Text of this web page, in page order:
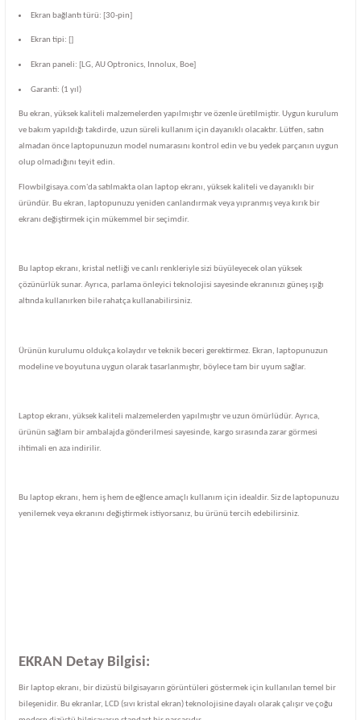
Ekran bağlantı türü: [30-pin]
Ekran tipi: []
Ekran paneli: [LG, AU Optronics, Innolux, Boe]
Garanti: (1 yıl)
Bu ekran, yüksek kaliteli malzemelerden yapılmıştır ve özenle üretilmiştir. Uygun kurulum
ve bakım yapıldığı takdirde, uzun süreli kullanım için dayanıklı olacaktır. Lütfen, satın
almadan önce laptopunuzun model numarasını kontrol edin ve bu yedek parçanın uygun
olup olmadığını teyit edin.
Flowbilgisaya.com'da satılmakta olan laptop ekranı, yüksek kaliteli ve dayanıklı bir
üründür. Bu ekran, laptopunuzu yeniden canlandırmak veya yıpranmış veya kırık bir
ekranı değiştirmek için mükemmel bir seçimdir.
Bu laptop ekranı, kristal netliği ve canlı renkleriyle sizi büyüleyecek olan yüksek
çözünürlük sunar. Ayrıca, parlama önleyici teknolojisi sayesinde ekranınızı güneş ışığı
altında kullanırken bile rahatça kullanabilirsiniz.
Ürünün kurulumu oldukça kolaydır ve teknik beceri gerektirmez. Ekran, laptopunuzun
modeline ve boyutuna uygun olarak tasarlanmıştır, böylece tam bir uyum sağlar.
Laptop ekranı, yüksek kaliteli malzemelerden yapılmıştır ve uzun ömürlüdür. Ayrıca,
ürünün sağlam bir ambalajda gönderilmesi sayesinde, kargo sırasında zarar görmesi
ihtimali en aza indirilir.
Bu laptop ekranı, hem iş hem de eğlence amaçlı kullanım için idealdir. Siz de laptopunuzu
yenilemek veya ekranını değiştirmek istiyorsanız, bu ürünü tercih edebilirsiniz.
EKRAN Detay Bilgisi:
Bir laptop ekranı, bir dizüstü bilgisayarın görüntüleri göstermek için kullanılan temel bir
bileşenidir. Bu ekranlar, LCD (sıvı kristal ekran) teknolojisine dayalı olarak çalışır ve çoğu